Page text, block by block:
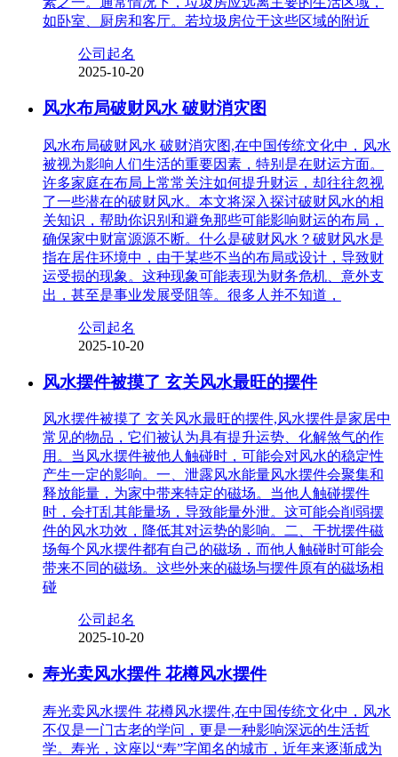
如卧室、厨房和客厅。若垃圾房位于这些区域的附近
公司起名
2025-10-20
风水布局破财风水 破财消灾图
风水布局破财风水 破财消灾图,在中国传统文化中，风水
被视为影响人们生活的重要因素，特别是在财运方面。
许多家庭在布局上常常关注如何提升财运，却往往忽视
了一些潜在的破财风水。本文将深入探讨破财风水的相
关知识，帮助你识别和避免那些可能影响财运的布局，
确保家中财富源源不断。什么是破财风水？破财风水是
指在居住环境中，由于某些不当的布局或设计，导致财
运受损的现象。这种现象可能表现为财务危机、意外支
出，甚至是事业发展受阻等。很多人并不知道，
公司起名
2025-10-20
风水摆件被摸了 玄关风水最旺的摆件
风水摆件被摸了 玄关风水最旺的摆件,风水摆件是家居中
常见的物品，它们被认为具有提升运势、化解煞气的作
用。当风水摆件被他人触碰时，可能会对风水的稳定性
产生一定的影响。一、泄露风水能量风水摆件会聚集和
释放能量，为家中带来特定的磁场。当他人触碰摆件
时，会打乱其能量场，导致能量外泄。这可能会削弱摆
件的风水功效，降低其对运势的影响。二、干扰摆件磁
场每个风水摆件都有自己的磁场，而他人触碰时可能会
带来不同的磁场。这些外来的磁场与摆件原有的磁场相
碰
公司起名
2025-10-20
寿光卖风水摆件 花樽风水摆件
寿光卖风水摆件 花樽风水摆件,在中国传统文化中，风水
不仅是一门古老的学问，更是一种影响深远的生活哲
学。寿光，这座以“寿”字闻名的城市，近年来逐渐成为